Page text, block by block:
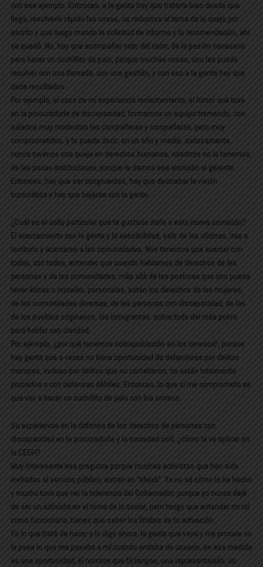
con ese ejemplo. Entonces, a la gente hay que tratarla bien desde que
llega, resolverle rápido las cosas, no reducirse al tema de la queja por
escrito y que luego mando la solicitud de informe y la recomendación, ahí
se quedó. No, hay que acompañar esto del calor, de la pasión necesaria
para hacer un cuchillito de palo, porque muchas cosas, uno las puede
resolver con una llamada, con una gestión, y con eso a la gente hay que
darle resultados.
Por ejemplo, el caso de mi experiencia recientemente, el honor que tuve
en la procuraduría de discapacidad, formamos un equipo tremendo, con
salarios muy modestos las compañeras y compañeras, pero muy
comprometidos, y te puedo decir, en un año y medio, curiosamente,
nunca tuvimos una queja en derechos humanos, nosotros no la tenemos,
de las pocas instituciones, porque le damos esa atención al gerente.
Entonces, hay que ser congruentes, hay que destrabar la visión
burocrática y hay que bajarse con la gente.
¿Cuál es el sello particular que te gustaría darle a esta nueva comisión?
El acercamiento con la gente y la sensibilidad, salir de las oficinas, irse a
territorio y acercarse a las comunidades. Nos tenemos que acercar con
todas, con todos, entender que cuando hablamos de derechos de las
personas y de las comunidades, más allá de las posturas que uno pueda
tener éticas o morales, personales, están los derechos de las mujeres,
de las comunidades diversas, de las personas con discapacidad, de las
de los pueblos originarios, los inmigrantes, sobre todo del más pobre
para hablar con claridad.
Por ejemplo, ¿por qué tenemos sobrepoblación en los ceresos?, porque
hay gente que a veces no tiene oportunidad de defenderse por delitos
menores, incluso por delitos que no cometieron, no están totalmente
probados o con defensas débiles. Entonces, lo que sí me comprometo es
que voy a hacer un cuchillito de palo con los omisos.
Su experiencia en la defensa de los derechos de personas con
discapacidad en la procuraduría y la sociedad civil, ¿cómo la va aplicar en
la CEDH?
Muy interesante esa pregunta porque muchas activistas que han sido
invitadas al servicio público, entran en “shock”. Yo no sé cómo lo he hecho
y mucho tuvo que ver la tolerancia del Gobernador, porque yo nunca dejé
de ser un activista en el tema de lo social, pero tengo que entender mi rol
como funcionario, tienes que saber los límites de tu actuación.
Yo lo que traté de hacer y lo digo ahora, la gente que vaya y me procure no
le pase lo que me pasaba a mí cuando andaba de usuario, en esa medida
es una oportunidad, el nombre que tú tengas, una representación, un